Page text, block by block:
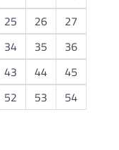
25 26
27
34 35
36
43 44
45
52 53
54